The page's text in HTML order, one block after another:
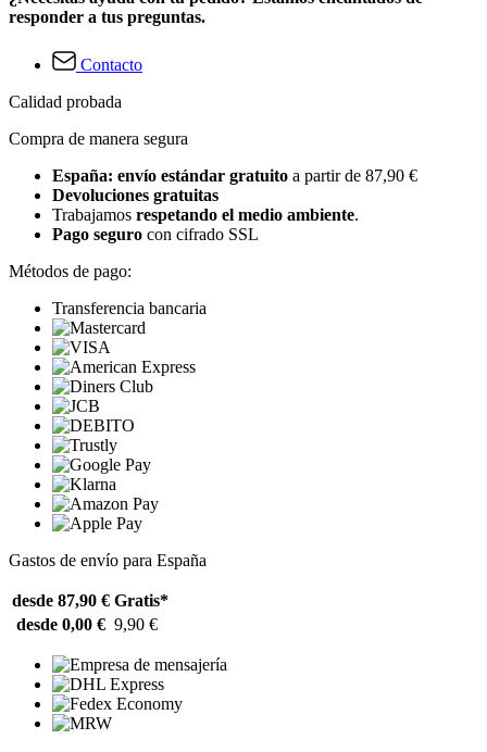
responder a tus preguntas.
Contacto
Calidad probada
Compra de manera segura
España: envío estándar gratuito a partir de 87,90 €
Devoluciones gratuitas
Trabajamos respetando el medio ambiente.
Pago seguro con cifrado SSL
Métodos de pago:
Transferencia bancaria
Gastos de envío para España
desde 87,90 € Gratis*
desde 0,00 € 9,90 €